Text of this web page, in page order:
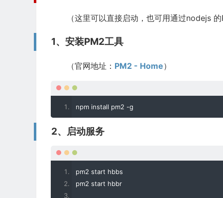
（这里可以直接启动，也可用通过nodejs
1、安装PM2工具
（官网地址： PM2 - Home）
npm install pm2 -g
2、启动服务
pm2 start hbbs
pm2 start hbbr